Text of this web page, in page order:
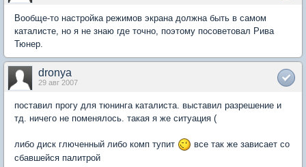
Вообще-то настройка режимов экрана должна быть в самом
каталисте, но я не знаю где точно, поэтому посоветовал Рива
Тюнер.
dronya
29 авг 2007
поставил прогу для тюнинга каталиста. выставил разрешение и
тд. ничего не поменялось. такая я же ситуация (
либо диск глюченный либо комп тупит
все так же зависает со
сбавшейся палитрой